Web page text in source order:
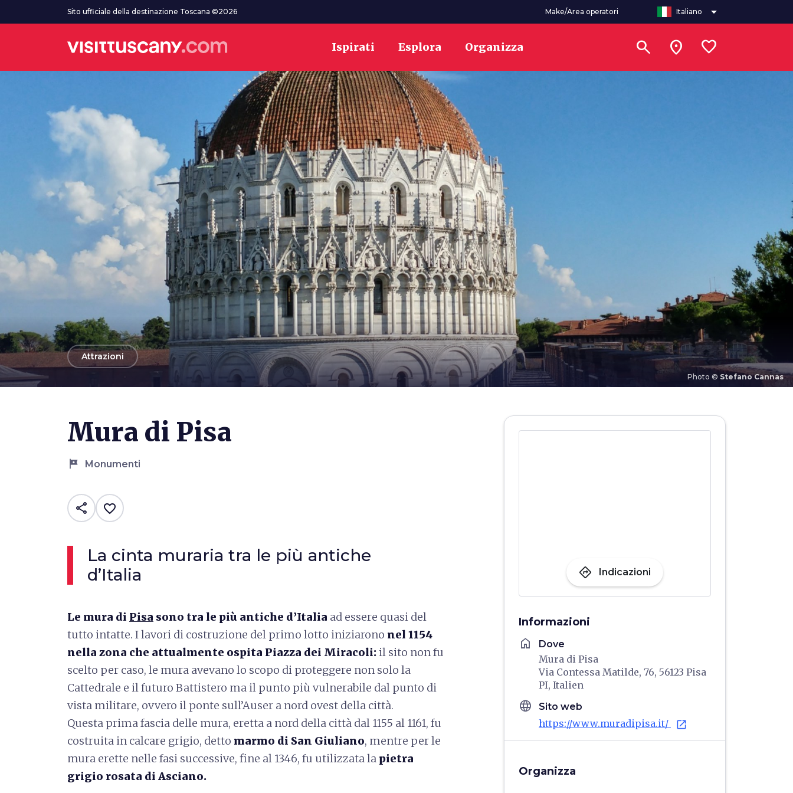
Vai al contenuto principaleSito ufficiale della destinazione Toscana ©2026 Make/Area operatori Italiano arrow_drop_down
Ispirati Esplora Organizza search location_on favorite
Photo © Stefano Cannas
arrow_backAttrazioni
Mura di Pisa
tour Monumenti
share favorite_border
La cinta muraria tra le più antiche
d’Italia
Le mura di Pisa sono tra le più antiche d’Italia ad essere quasi del
tutto intatte. I lavori di costruzione del primo lotto iniziarono nel 1154
nella zona che attualmente ospita Piazza dei Miracoli:il sito non fu
scelto per caso, le mura avevano lo scopo di proteggere non solo la
Cattedrale e il futuro Battistero ma il punto più vulnerabile dal punto di
vista militare, ovvero il ponte sull’Auser a nord ovest della città.
Questa prima fascia delle mura, eretta a nord della città dal 1155 al 1161, fu
costruita in calcare grigio, detto marmo di San Giuliano, mentre per le
mura erette nelle fasi successive, fine al 1346, fu utilizzata la pietra
grigio rosata di Asciano.
directions Indicazioni
Informazioni
home Dove
Mura di Pisa
Via Contessa Matilde, 76, 56123 Pisa
PI, Italien
language Sito web
https://www.muradipisa.it/ open_in_new
Organizza